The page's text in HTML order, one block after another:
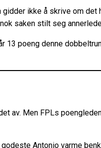
ikke å skrive om det
saken stilt seg
poeng denne
av. Men FPLs
Antonio varme